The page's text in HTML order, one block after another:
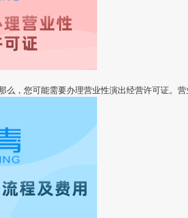
么，您可能需要办理营业性演出经营许可证。